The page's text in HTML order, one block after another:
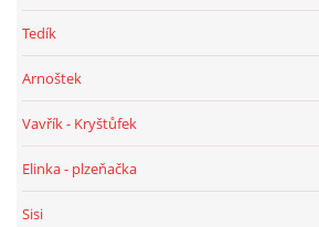
Tedík
Arnoštek
Vavřík - Kryštůfek
Elinka - plzeňačka
Sisi